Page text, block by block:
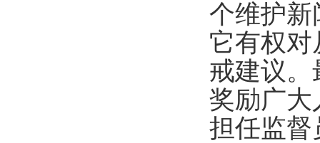
个维护新
它有权
戒建议
奖励广大
担任监督